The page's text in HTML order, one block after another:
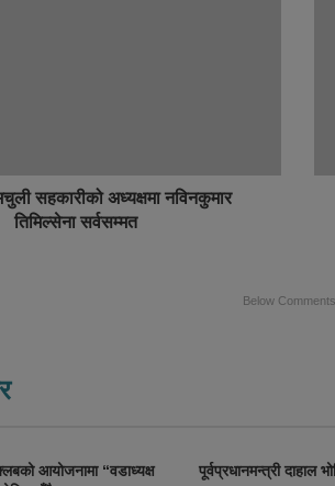
सहकारीको अध्यक्षमा नविनकुमार
तिमिल्सेना सर्वसम्मत
Below
आयोजनामा “वडाध्यक्ष
पूर्वप्रधानमन्त्री दाहाल